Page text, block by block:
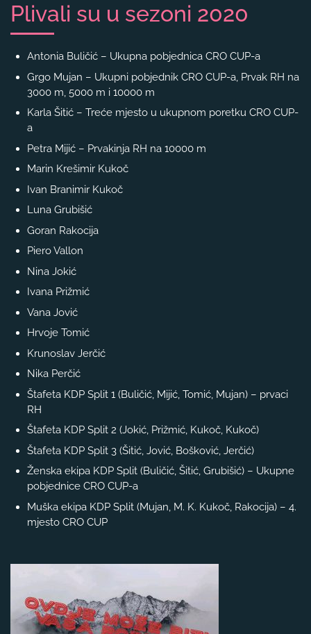
Plivali su u sezoni 2020
Antonia Buličić – Ukupna pobjednica CRO CUP-a
Grgo Mujan – Ukupni pobjednik CRO CUP-a, Prvak RH na
3000 m, 5000 m i 10000 m
Karla Šitić – Treće mjesto u ukupnom poretku CRO CUP-
a
Petra Mijić – Prvakinja RH na 10000 m
Marin Krešimir Kukoč
Ivan Branimir Kukoč
Luna Grubišić
Goran Rakocija
Piero Vallon
Nina Jokić
Ivana Prižmić
Vana Jović
Hrvoje Tomić
Krunoslav Jerčić
Nika Perčić
Štafeta KDP Split 1 (Buličić, Mijić, Tomić, Mujan) – prvaci
RH
Štafeta KDP Split 2 (Jokić, Prižmić, Kukoč, Kukoč)
Štafeta KDP Split 3 (Šitić, Jović, Bošković, Jerčić)
Ženska ekipa KDP Split (Buličić, Šitić, Grubišić) – Ukupne
pobjednice CRO CUP-a
Muška ekipa KDP Split (Mujan, M. K. Kukoč, Rakocija) – 4.
mjesto CRO CUP